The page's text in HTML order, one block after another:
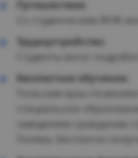
Путешествия.
Со студенческим ВНЖ
Трудоустройство.
Студенты могут
Бесплатное обучение.
специальное
заведениях гражданам